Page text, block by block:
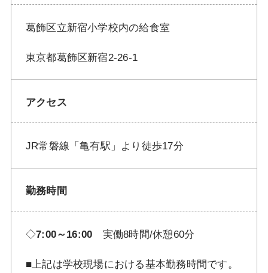
葛飾区立新宿小学校内の給食室
東京都葛飾区新宿2-26-1
アクセス
JR常磐線「亀有駅」より徒歩17分
勤務時間
◇7:00～16:00 実働8時間/休憩60分
■上記は学校現場における基本勤務時間です。